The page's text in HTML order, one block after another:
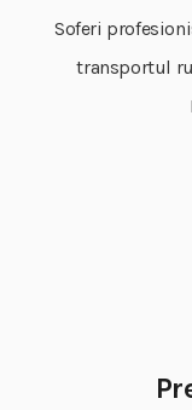
Soferi
transportul